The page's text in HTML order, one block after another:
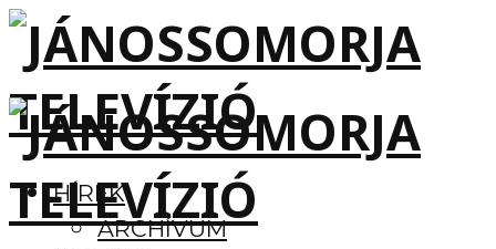
HÍREK
ARCHÍVUM